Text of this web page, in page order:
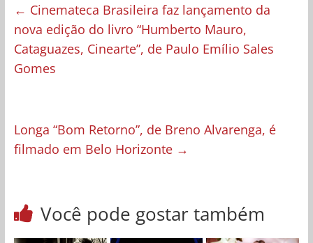
← Cinemateca Brasileira faz lançamento da
nova edição do livro “Humberto Mauro,
Cataguazes, Cinearte”, de Paulo Emílio Sales
Gomes
Longa “Bom Retorno”, de Breno Alvarenga, é
filmado em Belo Horizonte →
Você pode gostar também